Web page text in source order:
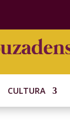
CULTURA